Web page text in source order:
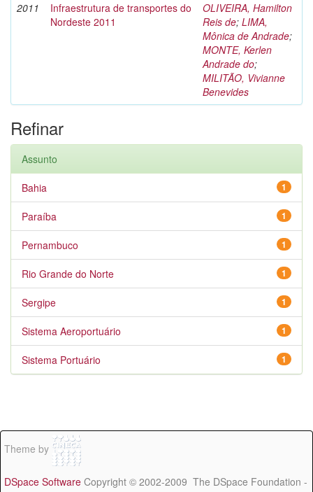
2011
Infraestrutura de transportes do
Nordeste 2011
OLIVEIRA, Hamilton
Reis de; LIMA,
Mônica de Andrade;
MONTE, Kerlen
Andrade do;
MILITÃO, Vivianne
Benevides
Refinar
Assunto
1
Bahia
1
Paraíba
1
Pernambuco
1
Rio Grande do Norte
1
Sergipe
1
Sistema Aeroportuário
1
Sistema Portuário
Theme by
DSpace Software Copyright © 2002-2009 The DSpace Foundation -